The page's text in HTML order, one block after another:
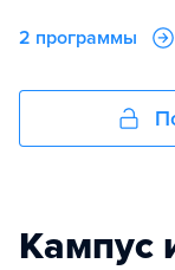
2 программы
Кампус